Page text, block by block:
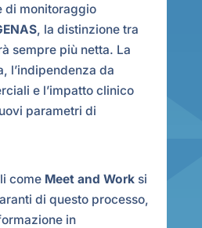
di monitoraggio
, la distinzione tra
sempre più netta. La
l’indipendenza da
e l’impatto clinico
parametri di
come Meet and Worksi
di questo processo,
in